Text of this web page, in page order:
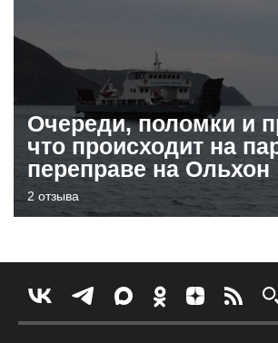
Очереди, поломки и
что происходит на
переправе на Ольхон
2 отзыва